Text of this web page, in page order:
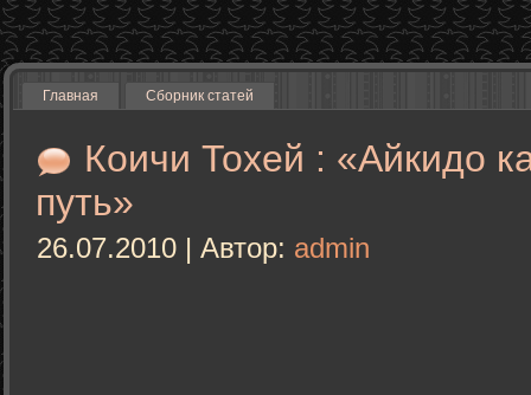
Главная Сборник статей
Коичи Тохей : «Айкидо
путь»
26.07.2010 | Автор: admin